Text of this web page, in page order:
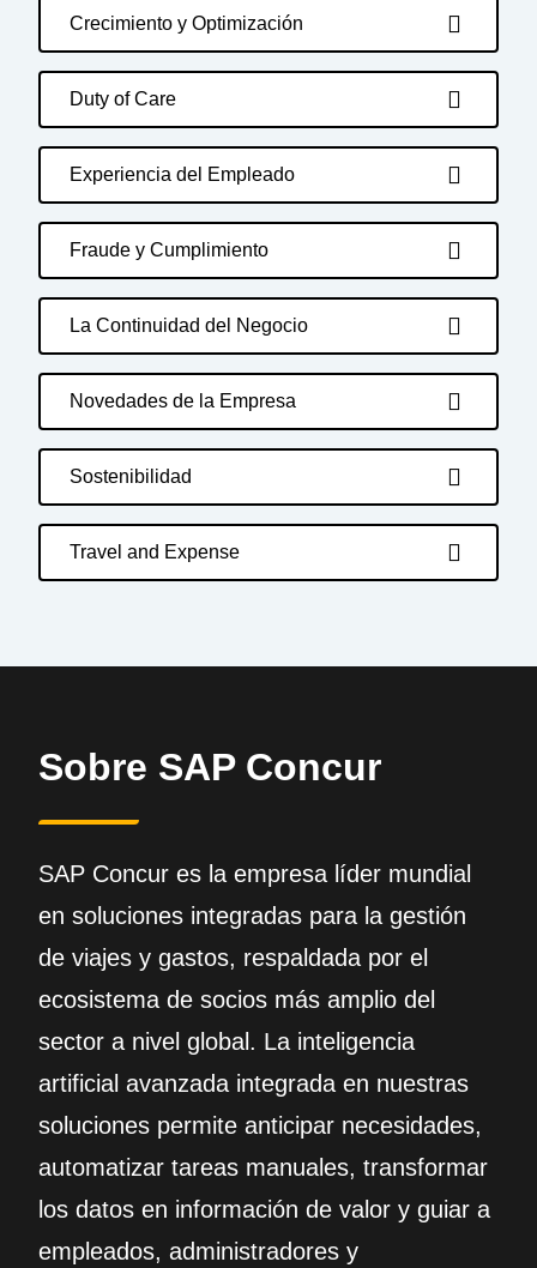
Crecimiento y Optimización
Duty of Care
Experiencia del Empleado
Fraude y Cumplimiento
La Continuidad del Negocio
Novedades de la Empresa
Sostenibilidad
Travel and Expense
Sobre SAP Concur
SAP Concur es la empresa líder mundial
en soluciones integradas para la gestión
de viajes y gastos, respaldada por el
ecosistema de socios más amplio del
sector a nivel global. La inteligencia
artificial avanzada integrada en nuestras
soluciones permite anticipar necesidades,
automatizar tareas manuales, transformar
los datos en información de valor y guiar a
empleados, administradores y